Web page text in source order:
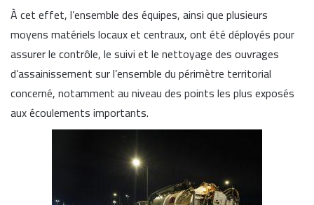
À cet effet, l’ensemble des équipes, ainsi que plusieurs
moyens matériels locaux et centraux, ont été déployés pour
assurer le contrôle, le suivi et le nettoyage des ouvrages
d’assainissement sur l’ensemble du périmètre territorial
concerné, notamment au niveau des points les plus exposés
aux écoulements importants.